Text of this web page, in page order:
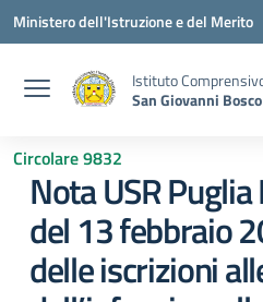
Vai ai contenuti
Vai al menu di navigazione
Vai al footer
Ministero dell'Istruzione e del Merito
Istituto
San Giovanni Bosco
Circolare 9832
Nota USR
del 13 febbraio
delle iscrizioni